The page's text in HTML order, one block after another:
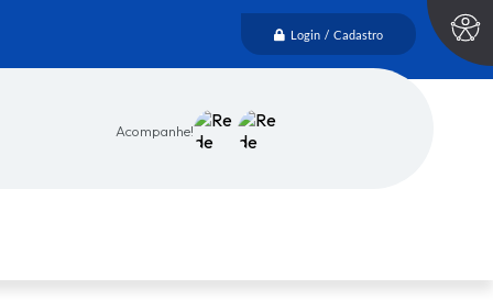
Login / Cadastro
Acompanhe!